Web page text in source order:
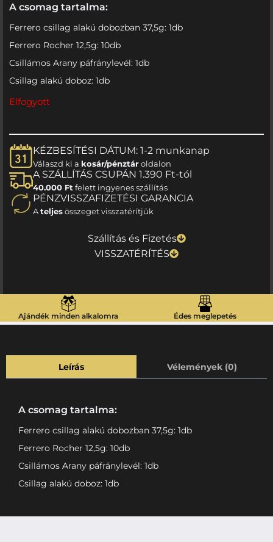
A csomag tartalma:
Ferrero csillag alakú dobozban 37,5g: 1db
Ferrero Rocher 12,5g: 10db
Csillámos Arany páfránylevél: 1db
Csillag alakú doboz: 1db
Elfogyott
KÉZBESÍTÉSI DÁTUM: 1-2 munkanap
Válaszd ki a kosár/pénztároldalon
A SZÁLLÍTÁS CSUPÁN 1.390 Ft-tól
40.000 Ft felett ingyenes szállítás
PÉNZVISSZAFIZETÉSI GARANCIA
Ateljesösszeget visszatérítjük
Szállítás és Fizetés
VISSZATÉRÍTÉS
Ajándék minden alkalomra Édes meglepetés
Leírás Vélemények (0)
A csomag tartalma:
Ferrero csillag alakú dobozban 37,5g: 1db
Ferrero Rocher 12,5g: 10db
Csillámos Arany páfránylevél: 1db
Csillag alakú doboz: 1db